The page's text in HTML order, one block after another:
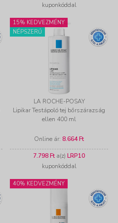
kuponkóddal
15% KEDVEZMÉNY
NÉPSZERŰ
LA ROCHE-POSAY
Lipikar Testápoló tej bőrszárazság
ellen 400 ml
Online ár: 8.664 Ft
7.798 Ft a(z) LRP10
kuponkóddal
40% KEDVEZMÉNY